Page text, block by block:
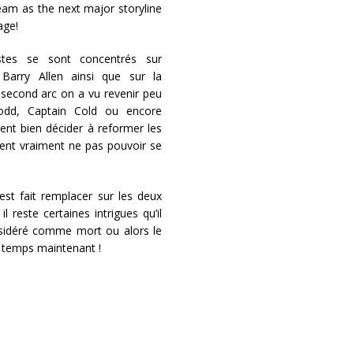
as the next major storyline
se sont concentrés sur
Allen ainsi que sur la
arc on a vu revenir peu
Captain Cold ou encore
bien décider à reformer les
vraiment ne pas pouvoir se
fait remplacer sur les deux
reste certaines intrigues qu’il
comme mort ou alors le
maintenant !